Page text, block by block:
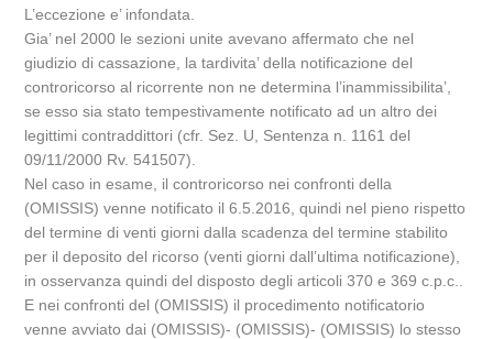
L’eccezione e’ infondata.
Gia’ nel 2000 le sezioni unite avevano affermato che nel
giudizio di cassazione, la tardivita’ della notificazione del
controricorso al ricorrente non ne determina l’inammissibilita’,
se esso sia stato tempestivamente notificato ad un altro dei
legittimi contraddittori (cfr. Sez. U, Sentenza n. 1161 del
09/11/2000 Rv. 541507).
Nel caso in esame, il controricorso nei confronti della
(OMISSIS) venne notificato il 6.5.2016, quindi nel pieno rispetto
del termine di venti giorni dalla scadenza del termine stabilito
per il deposito del ricorso (venti giorni dall’ultima notificazione),
in osservanza quindi del disposto degli articoli 370 e 369 c.p.c..
E nei confronti del (OMISSIS) il procedimento notificatorio
venne avviato dai (OMISSIS)- (OMISSIS)- (OMISSIS) lo stesso